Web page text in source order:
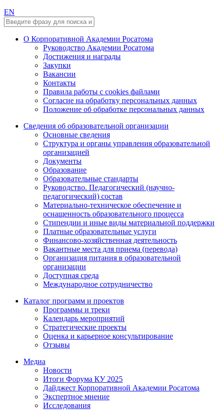
EN
О Корпоративной Академии Росатома
Руководство Академии Росатома
Достижения и награды
Закупки
Вакансии
Контакты
Правила работы с cookies файлами
Согласие на обработку персональных данных
Положение об обработке персональных данных
Сведения об образовательной организации
Основные сведения
Структура и органы управления образовательной
организацией
Документы
Образование
Образовательные стандарты
Руководство. Педагогический (научно-
педагогический) состав
Материально-техническое обеспечение и
оснащенность образовательного процесса
Стипендии и иные виды материальной поддержки
Платные образовательные услуги
Финансово-хозяйственная деятельность
Вакантные места для приема (перевода)
Организация питания в образовательной
организации
Доступная среда
Международное сотрудничество
Каталог программ и проектов
Программы и треки
Календарь мероприятий
Стратегические проекты
Оценка и карьерное консультирование
Отзывы
Медиа
Новости
Итоги Форума КУ 2025
Дайджест Корпоративной Академии Росатома
Экспертное мнение
Исследования